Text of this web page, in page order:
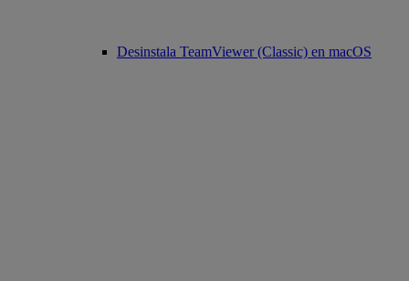
Desinstala TeamViewer (Classic) en macOS